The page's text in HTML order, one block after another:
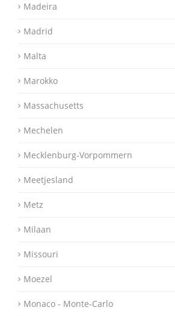
Madeira
Madrid
Malta
Marokko
Massachusetts
Mechelen
Mecklenburg-Vorpommern
Meetjesland
Metz
Milaan
Missouri
Moezel
Monaco - Monte-Carlo